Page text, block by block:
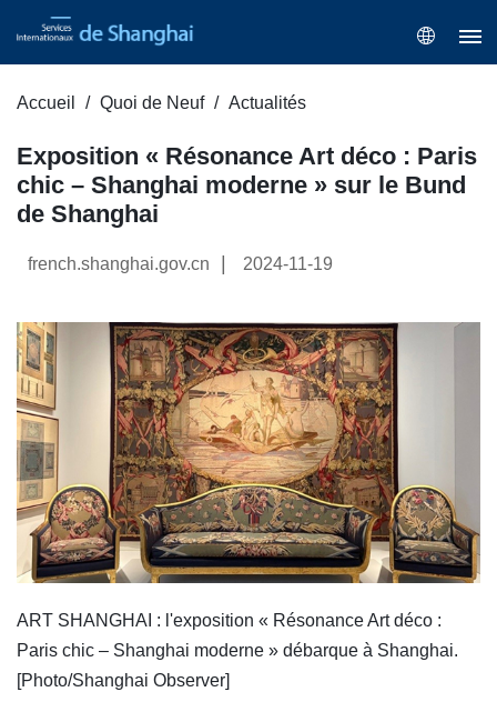
Accueil Quoi de Neuf Actualités
Exposition « Résonance Art déco : Paris
chic – Shanghai moderne » sur le Bund
de Shanghai
french.shanghai.gov.cn 2024-11-19
ART SHANGHAI : l'exposition « Résonance Art déco :
Paris chic – Shanghai moderne » débarque à Shanghai.
[Photo/Shanghai Observer]